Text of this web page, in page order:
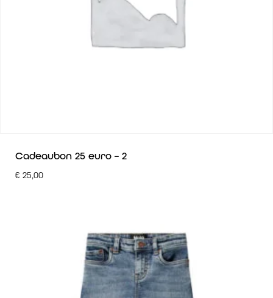
Cadeaubon 25 euro – 2
€ 25,00